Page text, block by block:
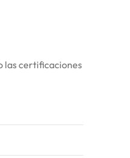
las certificaciones